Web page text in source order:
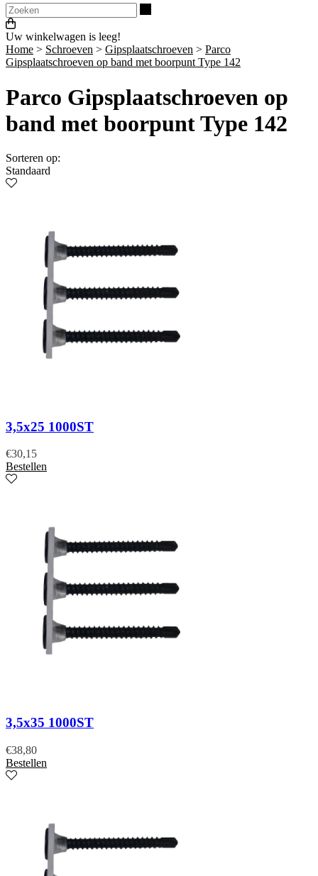
Uw winkelwagen is leeg!
Home > Schroeven > Gipsplaatschroeven > Parco
Gipsplaatschroeven op band met boorpunt Type 142
Parco Gipsplaatschroeven op
band met boorpunt Type 142
Sorteren op:
Standaard
3,5x25 1000ST
€30,15
Bestellen
3,5x35 1000ST
€38,80
Bestellen